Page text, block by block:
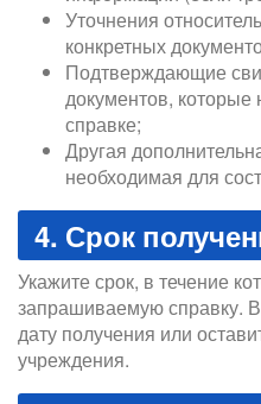
Уточнения
конкретных
Подтверждающие
документов, которые
справке;
Другая
необходимая для
4. Срок
Укажите срок, в течение
запрашиваемую справку.
дату получения или
учреждения.